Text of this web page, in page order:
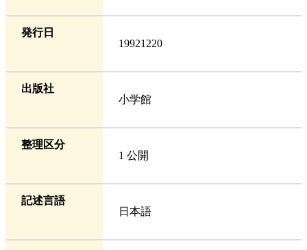
発行日
19921220
出版社
小学館
整理区分
1 公開
記述言語
日本語